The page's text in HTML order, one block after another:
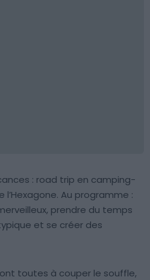
: road trip en camping-
Au programme :
prendre du temps
et se créer des
toutes à couper le souffle,